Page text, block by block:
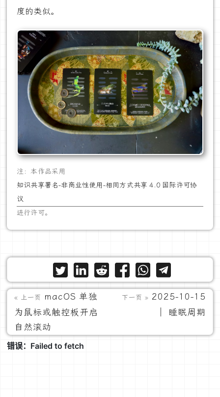
度的类似。
注：本作品采用
知识共享署名-非商业性使用-相同方式共享 4.0 国际许可协
议
进行许可。
« 上一页
macOS 单独
为鼠标或触控板开启
自然滚动
下一页 » 2025-10-15
｜ 睡眠周期